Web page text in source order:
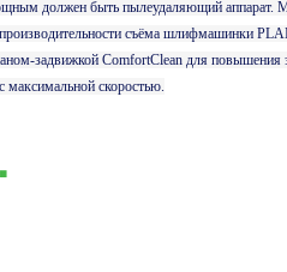
должен быть пылеудаляющий
съёма шлифмашинки
задвижкой ComfortClean для повышения
максимальной скоростью.